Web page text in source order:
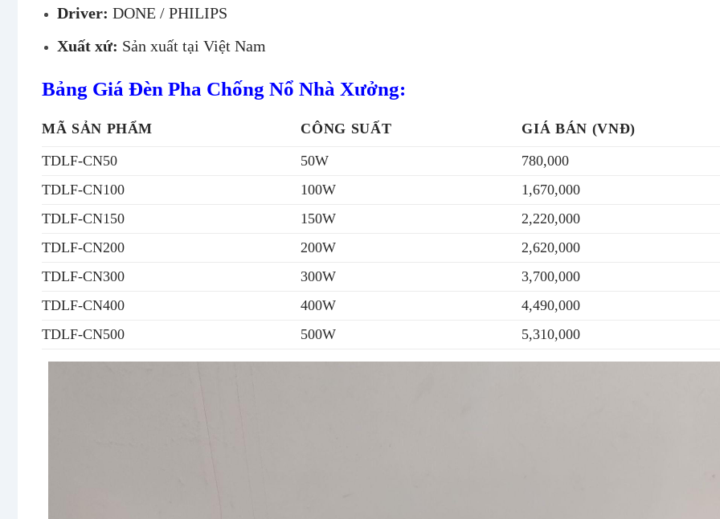
Driver: DONE / PHILIPS
Xuất xứ: Sản xuất tại Việt Nam
Bảng Giá Đèn Pha Chống Nổ Nhà Xưởng:
MÃ SẢN PHẨM CÔNG SUẤT
GIÁ BÁN (VNĐ)
TDLF-CN50
50W
780,000
TDLF-CN100
100W
1,670,000
TDLF-CN150
150W
2,220,000
TDLF-CN200
200W
2,620,000
TDLF-CN300
300W
3,700,000
TDLF-CN400
400W
4,490,000
TDLF-CN500
500W 5,310,000